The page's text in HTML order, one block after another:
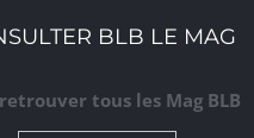
BLB LE MAG
tous les Mag BLB